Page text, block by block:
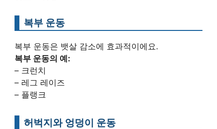
복부 운동
복부 운동은 뱃살 감소에 효과적이에요.
복부 운동의 예:
– 크런치
– 레그 레이즈
– 플랭크
허벅지와 엉덩이 운동